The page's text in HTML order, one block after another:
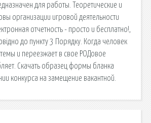
для работы. Теоретические и
организации игровой деятельности
отчетность - просто и бесплатно!,
до пункту 3 Порядку. Когда человек
и переезжает в свое РОДовое
Скачать образец формы бланка
конкурса на замещение вакантной.